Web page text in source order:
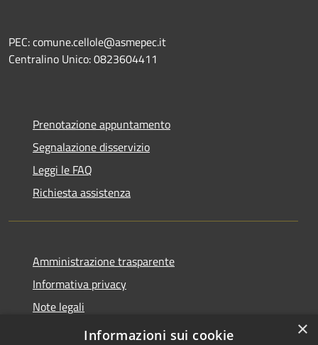
PEC: comune.cellole@asmepec.it
Centralino Unico: 0823604411
Prenotazione appuntamento
Segnalazione disservizio
Leggi le FAQ
Richiesta assistenza
Amministrazione trasparente
Informativa privacy
Note legali
Dichiarazione di accessibilità
×
Informazioni sui cookie